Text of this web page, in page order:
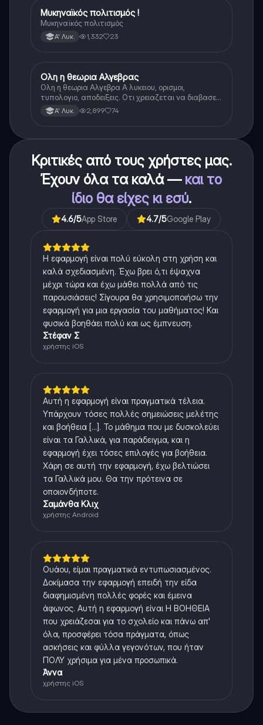
Ιστορία
Μυκηναϊκός πολιτισμός !
Μυκηναϊκός πολιτισμός
Α' Λυκ. 1,332 23
Μαθηματικά
Ολη η θεωρια Αλγεβρας
Ολη η θεωρια Αλγεβρα Α λυκειου, ορισμοι,
τυπολογιο, αποδειξεις. Οτι χρειαζεται να διαβασεις
για το θεωρητικο κομματι της αλγεβρας.
Α' Λυκ. 2,899 74
Κριτικές από τους χρήστες μας.
Έχουν όλα τα καλά — και το
ίδιο θα είχες κι εσύ.
4.6/5App Store 4.7/5Google Play
Η εφαρμογή είναι πολύ εύκολη στη χρήση και
καλά σχεδιασμένη. Έχω βρει ό,τι έψαχνα
μέχρι τώρα και έχω μάθει πολλά από τις
παρουσιάσεις! Σίγουρα θα χρησιμοποιήσω την
εφαρμογή για μια εργασία του μαθήματος! Και
φυσικά βοηθάει πολύ και ως έμπνευση.
Στέφαν Σ
χρήστης iOS
Αυτή η εφαρμογή είναι πραγματικά τέλεια.
Υπάρχουν τόσες πολλές σημειώσεις μελέτης
και βοήθεια [...]. Το μάθημα που με δυσκολεύει
είναι τα Γαλλικά, για παράδειγμα, και η
εφαρμογή έχει τόσες επιλογές για βοήθεια.
Χάρη σε αυτή την εφαρμογή, έχω βελτιώσει
τα Γαλλικά μου. Θα την πρότεινα σε
οποιονδήποτε.
Σαμάνθα Κλιχ
χρήστης Android
Ουάου, είμαι πραγματικά εντυπωσιασμένος.
Δοκίμασα την εφαρμογή επειδή την είδα
διαφημισμένη πολλές φορές και έμεινα
άφωνος. Αυτή η εφαρμογή είναι Η ΒΟΗΘΕΙΑ
που χρειάζεσαι για το σχολείο και πάνω απ'
όλα, προσφέρει τόσα πράγματα, όπως
ασκήσεις και φύλλα γεγονότων, που ήταν
ΠΟΛΥ χρήσιμα για μένα προσωπικά.
Άννα
χρήστης iOS